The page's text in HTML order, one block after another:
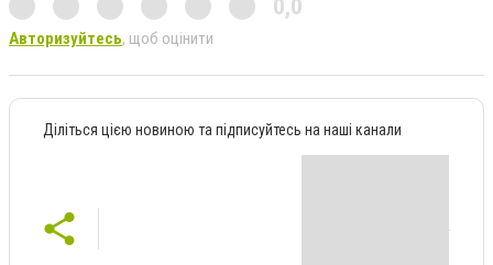
0,0
Авторизуйтесь, щоб оцінити
Діліться цією новиною та підписуйтесь на наші канали